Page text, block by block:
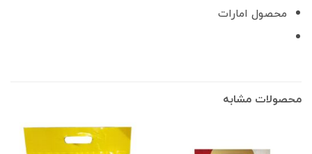
محصول امارات
محصولات مشابه